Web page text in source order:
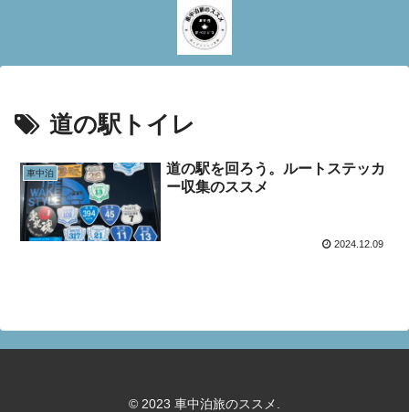
道の駅トイレ
車中泊
道の駅を回ろう。ルートステッカ
ー収集のススメ
2024.12.09
© 2023 車中泊旅のススメ.